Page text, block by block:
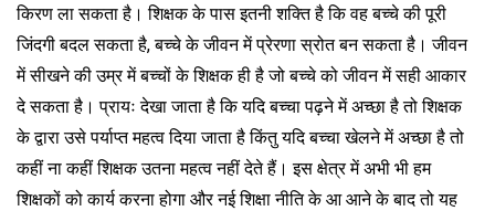
किरण ला सकता है। शिक्षक के पास इतनी शक्ति है कि वह बच्चे की पूरी
जिंदगी बदल सकता है, बच्चे के जीवन में प्रेरणा स्रोत बन सकता है। जीवन
में सीखने की उम्र में बच्चों के शिक्षक ही है जो बच्चे को जीवन में सही आकार
दे सकता है। प्रायः देखा जाता है कि यदि बच्चा पढ़ने में अच्छा है तो शिक्षक
के द्वारा उसे पर्याप्त महत्व दिया जाता है किंतु यदि बच्चा खेलने में अच्छा है तो
कहीं ना कहीं शिक्षक उतना महत्व नहीं देते हैं। इस क्षेत्र में अभी भी हम
शिक्षकों को कार्य करना होगा और नई शिक्षा नीति के आ आने के बाद तो यह